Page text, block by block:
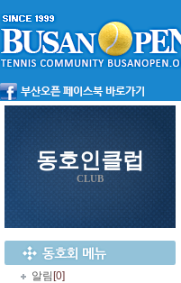
동호인클럽
CLUB
알림 [0]